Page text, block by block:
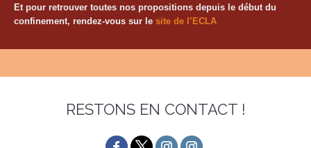
Et pour retrouver toutes nos propositions depuis le début du
confinement, rendez-vous sur le site de l’ECLA
RESTONS EN CONTACT !